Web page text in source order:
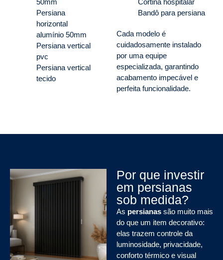
50mm
Persiana
horizontal
alumínio 50mm
Persiana vertical
pvc
Persiana vertical
tecido
Cortina hospitalar
Bandô para persiana
Cada modelo é
cuidadosamente instalado
por uma equipe
especializada, garantindo
acabamento impecável e
perfeita funcionalidade.
Por que investir
em persianas
sob medida?
As persianas são muito mais
do que um item decorativo:
elas trazem controle da
luminosidade, privacidade,
conforto térmico e visual